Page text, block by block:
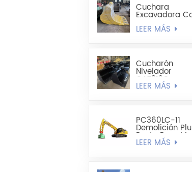
Cuchara
Excavadora
Forma De
Cucharón
LEER MÁS
Cucharón
Nivelador
CAT312C
CAT320DL De
LEER MÁS
PC360LC-11
Demolición
Recta Para
Alcance
LEER MÁS